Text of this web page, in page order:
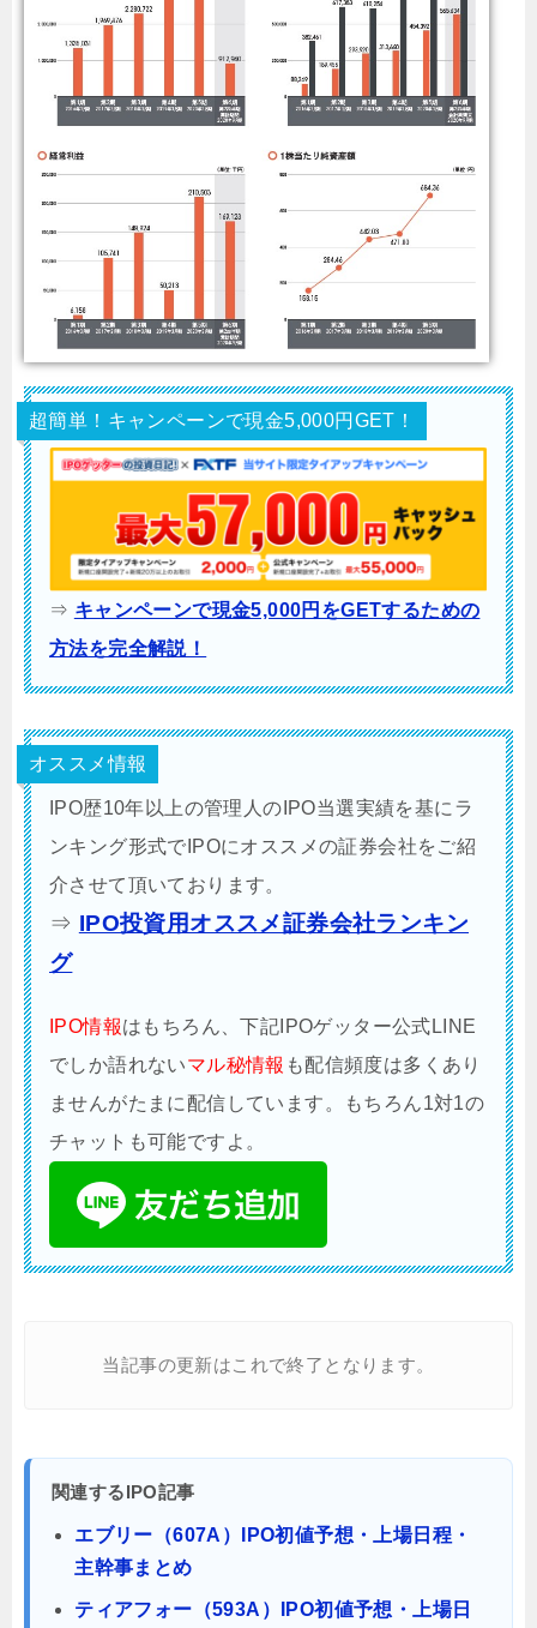
超簡単！キャンペーンで現金5,000円GET！
⇒ キャンペーンで現金5,000円をGETするための
方法を完全解説！
オススメ情報
IPO歴10年以上の管理人のIPO当選実績を基にラ
ンキング形式でIPOにオススメの証券会社をご紹
介させて頂いております。
⇒ IPO投資用オススメ証券会社ランキン
グ
IPO情報はもちろん、下記IPOゲッター公式LINE
でしか語れないマル秘情報 も配信頻度は多くあり
ませんがたまに配信しています。もちろん1対1の
チャットも可能ですよ。
当記事の更新はこれで終了となります。
関連するIPO記事
エブリー（607A）IPO初値予想・上場日程・
主幹事まとめ
ティアフォー（593A）IPO初値予想・上場日